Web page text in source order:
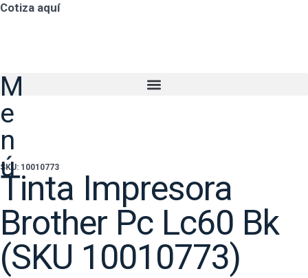
Cotiza aquí
M
e
n
ú
SKU: 10010773
Tinta Impresora
Brother Pc Lc60 Bk
(SKU 10010773)